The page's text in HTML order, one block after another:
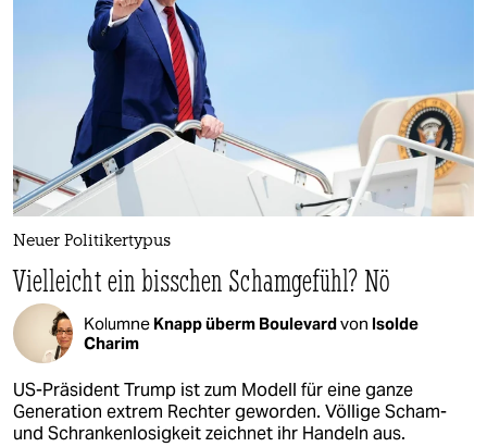
Neuer Politikertypus
Vielleicht ein bisschen Schamgefühl? Nö
Kolumne Knapp überm Boulevardvon Isolde
Charim
US-Präsident Trump ist zum Modell für eine ganze
Generation extrem Rechter geworden. Völlige Scham-
und Schrankenlosigkeit zeichnet ihr Handeln aus.